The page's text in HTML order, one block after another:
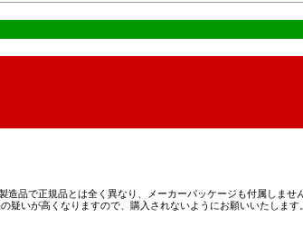
品で正規品とは全く異なり、メーカーパッケージも付属しませ
いが高くなりますので、購入されないようにお願いいたします。